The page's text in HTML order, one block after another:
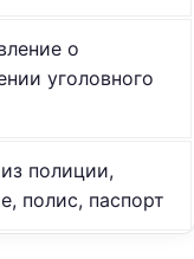
о
уголовного
полиции,
полис, паспорт